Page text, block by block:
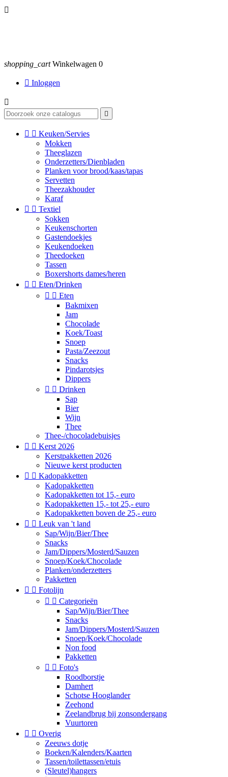

shopping_cart Winkelwagen 0
 Inloggen


  Keuken/Servies
Mokken
Theeglazen
Onderzetters/Dienbladen
Planken voor brood/kaas/tapas
Servetten
Theezakhouder
Karaf
  Textiel
Sokken
Keukenschorten
Gastendoekjes
Keukendoeken
Theedoeken
Tassen
Boxershorts dames/heren
  Eten/Drinken
  Eten
Bakmixen
Jam
Chocolade
Koek/Toast
Snoep
Pasta/Zeezout
Snacks
Pindarotsjes
Dippers
  Drinken
Sap
Bier
Wijn
Thee
Thee-/chocoladebuisjes
  Kerst 2026
Kerstpakketten 2026
Nieuwe kerst producten
  Kadopakketten
Kadopakketten
Kadopakketten tot 15,- euro
Kadopakketten 15,- tot 25,- euro
Kadopakketten boven de 25,- euro
  Leuk van 't land
Sap/Wijn/Bier/Thee
Snacks
Jam/Dippers/Mosterd/Sauzen
Snoep/Koek/Chocolade
Planken/onderzetters
Pakketten
  Fotolijn
  Categorieën
Sap/Wijn/Bier/Thee
Snacks
Jam/Dippers/Mosterd/Sauzen
Snoep/Koek/Chocolade
Non food
Pakketten
  Foto's
Roodborstje
Damhert
Schotse Hooglander
Zeehond
Zeelandbrug bij zonsondergang
Vuurtoren
  Overig
Zeeuws dotje
Boeken/Kalenders/Kaarten
Tassen/toilettassen/etuis
(Sleutel)hangers